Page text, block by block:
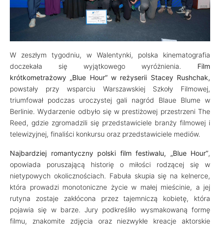
W zeszłym tygodniu, w Walentynki, polska kinematografia
doczekała się wyjątkowego wyróżnienia. Film
krótkometrażowy „Blue Hour” w reżyserii Stacey Rushchak,
powstały przy wsparciu Warszawskiej Szkoły Filmowej,
triumfował podczas uroczystej gali nagród Blaue Blume w
Berlinie. Wydarzenie odbyło się w prestiżowej przestrzeni The
Reed, gdzie zgromadzili się przedstawiciele branży filmowej i
telewizyjnej, finaliści konkursu oraz przedstawiciele mediów.
Najbardziej romantyczny polski film festiwalu, „Blue Hour”,
opowiada poruszającą historię o miłości rodzącej się w
nietypowych okolicznościach. Fabuła skupia się na kelnerce,
która prowadzi monotoniczne życie w małej mieścinie, a jej
rutyna zostaje zakłócona przez tajemniczą kobietę, która
pojawia się w barze. Jury podkreśliło wysmakowaną formę
filmu, znakomite zdjęcia oraz niezwykłe kreacje aktorskie